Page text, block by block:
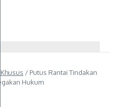
/ Putus Rantai Tindakan
Hukum